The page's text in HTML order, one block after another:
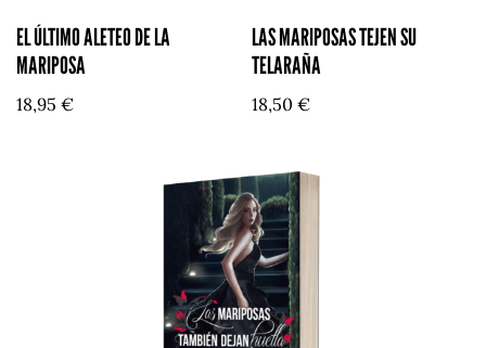
EL ÚLTIMO ALETEO DE LA
MARIPOSA
18,95 €
LAS MARIPOSAS TEJEN SU
TELARAÑA
18,50 €